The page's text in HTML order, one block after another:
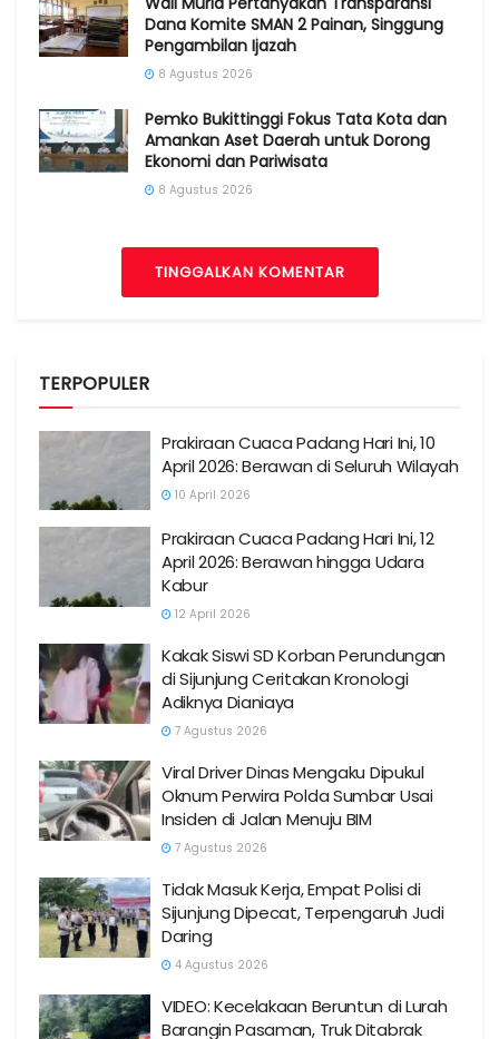
Dana Komite SMAN 2 Painan, Singgung
Pengambilan Ijazah
8 Agustus 2026
Pemko Bukittinggi Fokus Tata Kota dan
Amankan Aset Daerah untuk Dorong
Ekonomi dan Pariwisata
8 Agustus 2026
TINGGALKAN KOMENTAR
TERPOPULER
Prakiraan Cuaca Padang Hari Ini, 10
April 2026: Berawan di Seluruh Wilayah
10 April 2026
Prakiraan Cuaca Padang Hari Ini, 12
April 2026: Berawan hingga Udara
Kabur
12 April 2026
Kakak Siswi SD Korban Perundungan
di Sijunjung Ceritakan Kronologi
Adiknya Dianiaya
7 Agustus 2026
Viral Driver Dinas Mengaku Dipukul
Oknum Perwira Polda Sumbar Usai
Insiden di Jalan Menuju BIM
7 Agustus 2026
Tidak Masuk Kerja, Empat Polisi di
Sijunjung Dipecat, Terpengaruh Judi
Daring
4 Agustus 2026
VIDEO: Kecelakaan Beruntun di Lurah
Barangin Pasaman, Truk Ditabrak